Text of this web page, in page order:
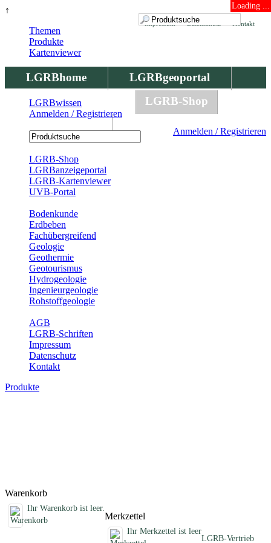
↑ Loading ...
Kontakt
Datenschutz
Impressum
LGRBhome
LGRBgeoportal
LGRBbohrungen
LGRB-Shop
Anmelden / Registrieren
Themen
Produkte
Kartenviewer
LGRBwissen
Anmelden / Registrieren
LGRB-Shop
LGRBanzeigeportal
LGRB-Kartenviewer
UVB-Portal
Bodenkunde
Erdbeben
Fachübergreifend
Geologie
Geothermie
Geotourismus
Hydrogeologie
Ingenieurgeologie
Rohstoffgeologie
AGB
LGRB-Schriften
Impressum
Datenschutz
Kontakt
Produkte
Warenkorb
Ihr Warenkorb ist leer.
Merkzettel
Ihr Merkzettel ist leer
LGRB-Vertrieb